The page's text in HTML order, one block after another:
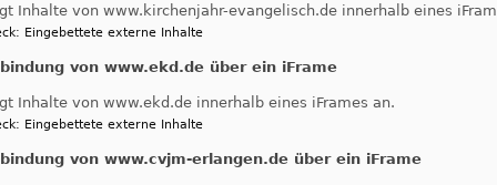
Inhalte von www.kirchenjahr-evangelisch.de innerhalb eines
: Eingebettete externe Inhalte
von www.ekd.de über ein iFrame
Inhalte von www.ekd.de innerhalb eines iFrames an.
: Eingebettete externe Inhalte
von www.cvjm-erlangen.de über ein iFrame